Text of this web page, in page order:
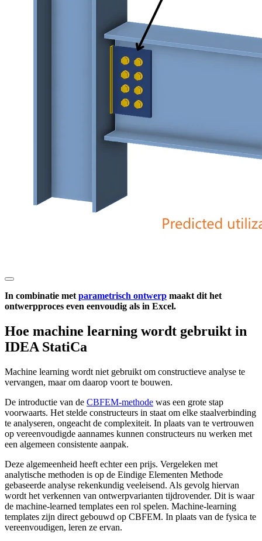
In combinatie met parametrisch ontwerp maakt dit het
ontwerpproces even eenvoudig als in Excel.
Hoe machine learning wordt gebruikt in
IDEA StatiCa
Machine learning wordt niet gebruikt om constructieve analyse te
vervangen, maar om daarop voort te bouwen.
De introductie van de CBFEM-methode was een grote stap
voorwaarts. Het stelde constructeurs in staat om elke staalverbinding
te analyseren, ongeacht de complexiteit. In plaats van te vertrouwen
op vereenvoudigde aannames kunnen constructeurs nu werken met
een algemeen consistente aanpak.
Deze algemeenheid heeft echter een prijs. Vergeleken met
analytische methoden is op de Eindige Elementen Methode
gebaseerde analyse rekenkundig veeleisend. Als gevolg hiervan
wordt het verkennen van ontwerpvarianten tijdrovender. Dit is waar
de machine-learned templates een rol spelen. Machine-learning
templates zijn direct gebouwd op CBFEM. In plaats van de fysica te
vereenvoudigen, leren ze ervan.